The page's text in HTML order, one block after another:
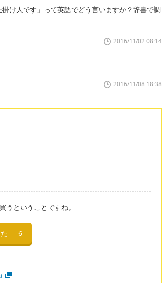
け人です」って英語でどう言いますか？辞書で調
2016/11/02 08:14
2016/11/08 18:38
うということですね。
6